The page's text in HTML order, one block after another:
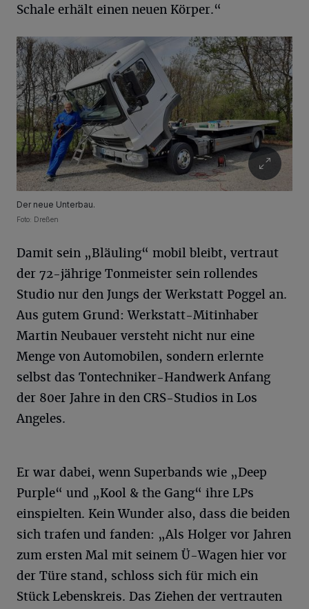
Schale erhält einen neuen Körper.“
Der neue Unterbau.
Foto: Dreßen
Damit sein „Bläuling“ mobil bleibt, vertraut
der 72-jährige Tonmeister sein rollendes
Studio nur den Jungs der Werkstatt Poggel an.
Aus gutem Grund: Werkstatt-Mitinhaber
Martin Neubauer versteht nicht nur eine
Menge von Automobilen, sondern erlernte
selbst das Tontechniker-Handwerk Anfang
der 80er Jahre in den CRS-Studios in Los
Angeles.
Er war dabei, wenn Superbands wie „Deep
Purple“ und „Kool & the Gang“ ihre LPs
einspielten. Kein Wunder also, dass die beiden
sich trafen und fanden: „Als Holger vor Jahren
zum ersten Mal mit seinem Ü-Wagen hier vor
der Türe stand, schloss sich für mich ein
Stück Lebenskreis. Das Ziehen der vertrauten